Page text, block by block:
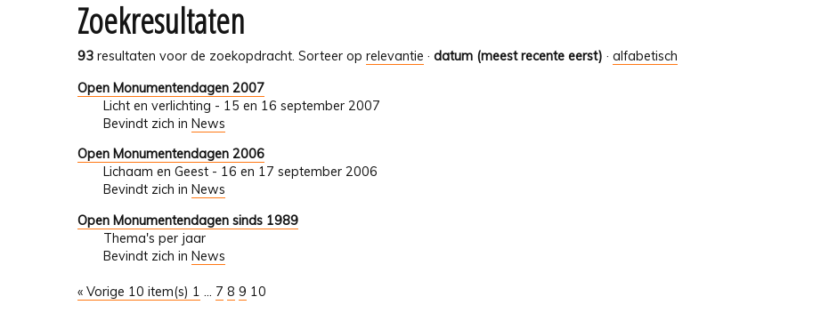
Zoekresultaten
93 resultaten voor de zoekopdracht. Sorteer op relevantie · datum (meest recente eerst) · alfabetisch
Open Monumentendagen 2007
Licht en verlichting - 15 en 16 september 2007
Bevindt zich in News
Open Monumentendagen 2006
Lichaam en Geest - 16 en 17 september 2006
Bevindt zich in News
Open Monumentendagen sinds 1989
Thema's per jaar
Bevindt zich in News
« Vorige 10 item(s) 1 7 8 9 10